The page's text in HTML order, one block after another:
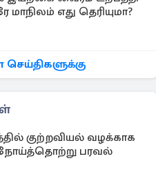
மாநிலம் எது தெரியுமா?
செய்திகளுக்கு
குற்றவியல் வழக்காக
நோய்த்தொற்று பரவல்